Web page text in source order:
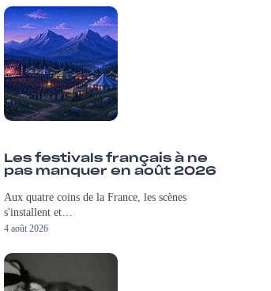
Les festivals français à ne
pas manquer en août 2026
Aux quatre coins de la France, les scènes
s'installent et…
4 août 2026